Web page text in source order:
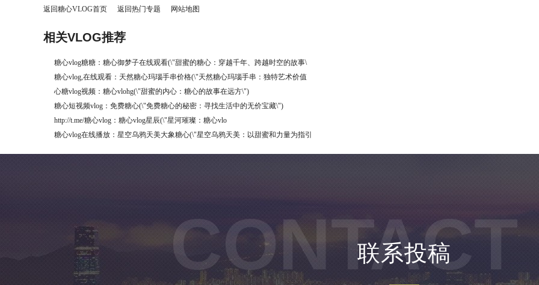
返回糖心VLOG首页 返回热门专题 网站地图
相关VLOG推荐
糖心vlog糖糖：糖心御梦子在线观看(\"甜蜜的糖心：穿越千年、跨越时空的故事\
糖心vlog,在线观看：天然糖心玛瑙手串价格(\"天然糖心玛瑙手串：独特艺术价值
心糖vlog视频：糖心vlohg(\"甜蜜的内心：糖心的故事在远方\")
糖心短视频vlog：免费糖心(\"免费糖心的秘密：寻找生活中的无价宝藏\")
http://t.me/糖心vlog：糖心vlog星辰(\"星河璀璨：糖心vlo
糖心vlog在线播放：星空乌鸦天美大象糖心(\"星空乌鸦天美：以甜蜜和力量为指引
联系投稿
CONTACT